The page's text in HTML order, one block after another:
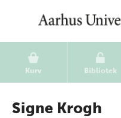
Kurv Bibliotek
Signe Krogh